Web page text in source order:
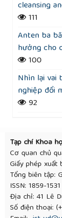
cleansing
111
Anten ba
hưởng cho
100
Nhìn lại
nghiệp đổi
92
Tạp chí Khoa
Cơ quan chủ
Giấy phép xuất
Tổng biên tập:
ISSN: 1859-1531
Địa chỉ: 41 Lê
Số điện thoại: